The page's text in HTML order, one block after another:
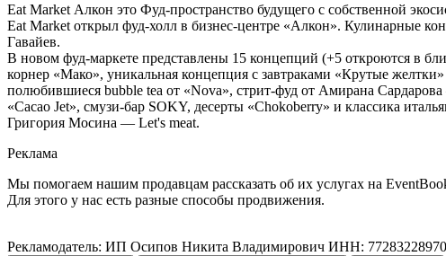
Eat Market Алкон это Фуд-пространство будущего с собственной
Eat Market открыл фуд-холл в бизнес-центре «Алкон». Кулинарные
Гавайев.
В новом фуд-маркете представлены 15 концепций (+5 откроются в
корнер «Мако», уникальная концепция с завтраками «Крутые
полюбившиеся bubble tea от «Nova», стрит-фуд от Амирана
«Cacao Jet», смузи-бар SOKY, десерты «Chokoberry» и классика
Григория Мосина — Let's meat.
Реклама
Мы помогаем нашим продавцам рассказать об их услугах на
Для этого у нас есть разные способы продвижения.
Рекламодатель: ИП Осипов Никита Владимирович ИНН: